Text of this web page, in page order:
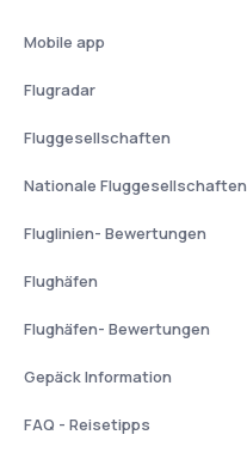
Mobile app
Flugradar
Fluggesellschaften
Nationale Fluggesellschaften
Fluglinien- Bewertungen
Flughäfen
Flughäfen- Bewertungen
Gepäck Information
FAQ - Reisetipps